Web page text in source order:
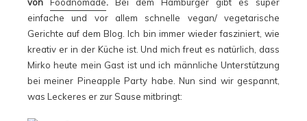
einfache und vor allem schnelle vegan/ vegetarische
Gerichte auf dem Blog. Ich bin immer wieder fasziniert, wie
kreativ er in der Küche ist. Und mich freut es natürlich, dass
Mirko heute mein Gast ist und ich männliche Unterstützung
bei meiner Pineapple Party habe. Nun sind wir gespannt,
was Leckeres er zur Sause mitbringt: